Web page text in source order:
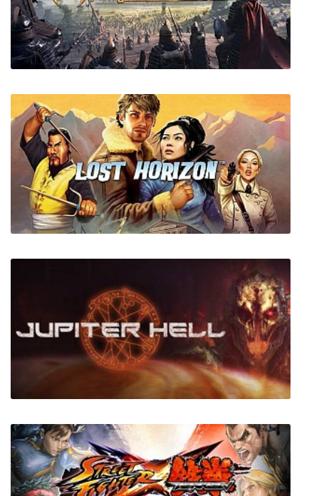
Myth of Empires
Lost Horizon